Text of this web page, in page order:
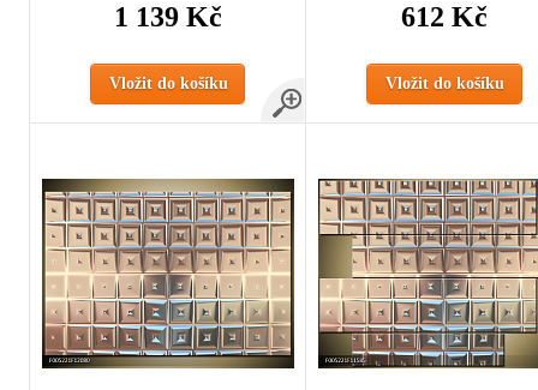
1 139 Kč
Vložit do košíku
612 Kč
Vložit do košíku